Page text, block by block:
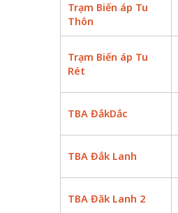
Trạm Biến áp Tu
Thôn
Trạm Biến áp Tu
Rét
TBA ĐắkDắc
TBA Đắk Lanh
TBA Đăk Lanh 2